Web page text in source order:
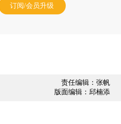
订阅/会员升级
责任编辑：张帆
版面编辑：邱楠添